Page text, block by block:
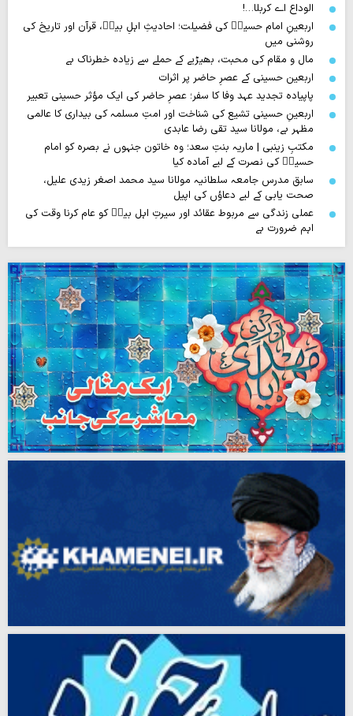
الوداع اے کربلا…!
اربعینِ امام حسینؑ کی فضیلت؛ احادیثِ اہلِ بیتؑ، قرآن اور تاریخ کی
روشنی میں
مال و مقام کی محبت، بھیڑیے کے حملے سے زیادہ خطرناک ہے
اربعین حسینی کے عصرِ حاضر پر اثرات
پاپیادہ تجدید عہد وفا کا سفر؛ عصرِ حاضر کی ایک مؤثر حسینی تعبیر
اربعینِ حسینی تشیع کی شناخت اور امتِ مسلمہ کی بیداری کا عالمی
مظہر ہے، مولانا سید تقی رضا عابدی
مکتبِ زینبی | ماریہ بنتِ سعد؛ وہ خاتون جنہوں نے بصرہ کو امام
حسینؑ کی نصرت کے لیے آمادہ کیا
سابق مدرس جامعہ سلطانیہ مولانا سید محمد اصغر زیدی علیل،
صحت یابی کے لیے دعاؤں کی اپیل
عملی زندگی سے مربوط عقائد اور سیرتِ اہل بیتؑ کو عام کرنا وقت کی
اہم ضرورت ہے